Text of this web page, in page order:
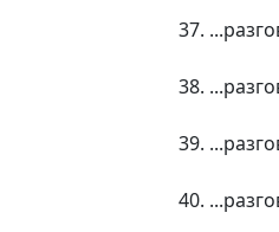
37.
38.
39.
40.